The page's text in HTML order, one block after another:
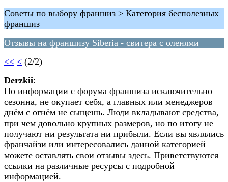
Советы по выбору франшиз > Категория бесполезных
франшиз
Отзывы на франшизу Siberia - свитера с оленями
<< < (2/2)
Derzkii:
По информации с форума франшиза исключительно
сезонна, не окупает себя, а главных или менеджеров
днём с огнём не сыщешь. Люди вкладывают средства,
при чем довольно крупных размеров, но по итогу не
получают ни результата ни прибыли. Если вы являлись
франчайзи или интересовались данной категорией
можете оставлять свои отзывы здесь. Приветствуются
ссылки на различные ресурсы с подробной
информацией.